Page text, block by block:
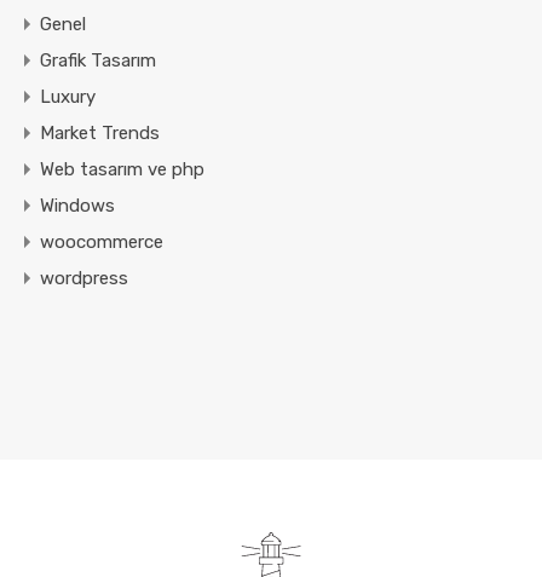
Genel
Grafik Tasarım
Luxury
Market Trends
Web tasarım ve php
Windows
woocommerce
wordpress